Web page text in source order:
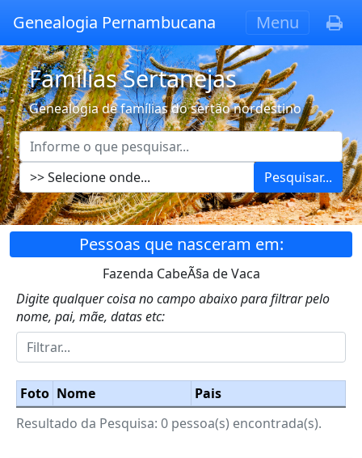
Genealogia Pernambucana Menu
Famílias Sertanejas
Genealogia de famílias do sertão nordestino
Pesquisar...
Pessoas que nasceram em:
Fazenda CabeÃ§a de Vaca
Digite qualquer coisa no campo abaixo para filtrar pelo
nome, pai, mãe, datas etc:
Foto Nome
Pais
Resultado da Pesquisa: 0 pessoa(s) encontrada(s).